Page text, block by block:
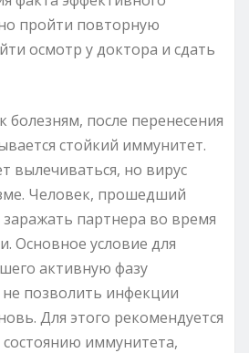
пройти повторную
осмотр у доктора и сдать
болезням, после перенесения
стойкий иммунитет.
вылечиваться, но вирус
Человек, прошедший
партнера во время
Основное условие для
активную фазу
позволить инфекции
Для этого рекомендуется
иммунитета,